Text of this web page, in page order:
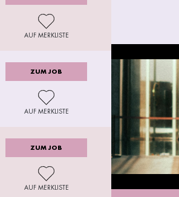
AUF MERKLISTE
ZUM JOB
AUF MERKLISTE
ZUM JOB
AUF MERKLISTE